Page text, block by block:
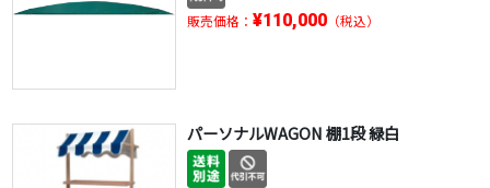
販売価格： ¥110,000（税込）
パーソナルWAGON 棚1段 緑白